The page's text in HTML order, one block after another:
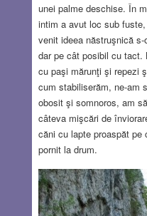
unei palme deschise. În
intim a avut loc sub
venit ideea năstruşnică
dar pe cât posibil cu tact.
cu paşi mărunţi şi repezi
cum stabiliserăm, ne-am
obosit şi somnoros, am
câteva mişcări de
căni cu lapte proaspăt pe
pornit la drum.